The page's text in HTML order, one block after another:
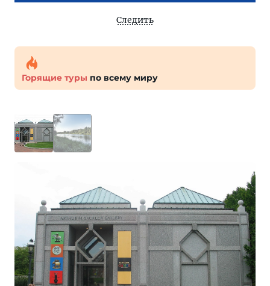
Следить
Горящие туры по всему миру